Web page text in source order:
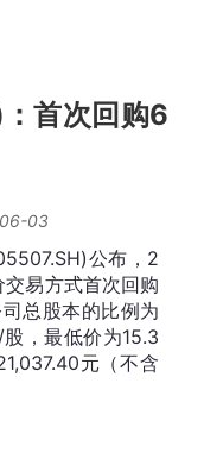
首次回购6
03
公布，2
易方式首次回购
总股本的比例为
，最低价为15.3
元（不含